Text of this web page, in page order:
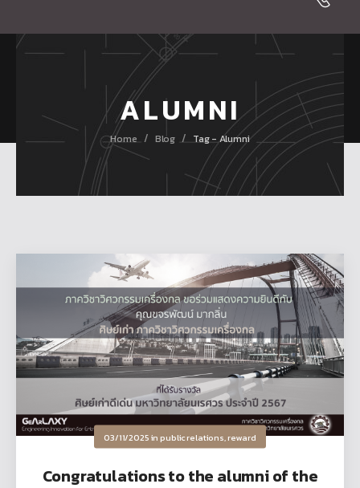
ALUMNI
Home / Blog / Tag - Alumni
03/11/2025inpublic relations,reward
Congratulations to the alumni of the